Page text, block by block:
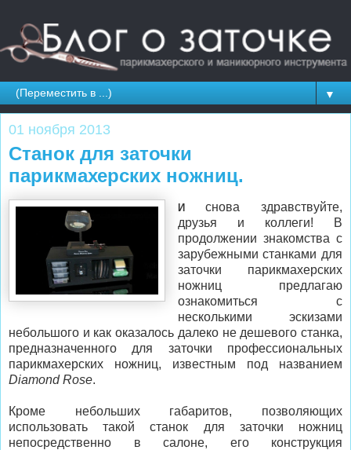
▼
01 ноября 2013
Станок для заточки
парикмахерских ножниц.
Иснова здравствуйте,
друзья и коллеги! В
продолжении знакомства с
зарубежными станками для
заточки парикмахерских
ножниц предлагаю
ознакомиться с
несколькими эскизами
небольшого и как оказалось далеко не дешевого станка,
предназначенного для заточки профессиональных
парикмахерских ножниц, известным под названием
Diamond Rose.
Кроме небольших габаритов, позволяющих
использовать такой станок для заточки ножниц
непосредственно в салоне, его конструкция